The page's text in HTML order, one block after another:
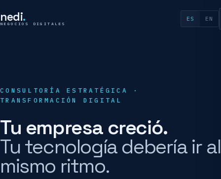
nedi.
NEGOCIOS DIGITALES
ES EN
CONSULTORÍA ESTRATÉGICA ·
TRANSFORMACIÓN DIGITAL
Tu empresa creció.
Tu tecnología debería ir al
mismo ritmo.